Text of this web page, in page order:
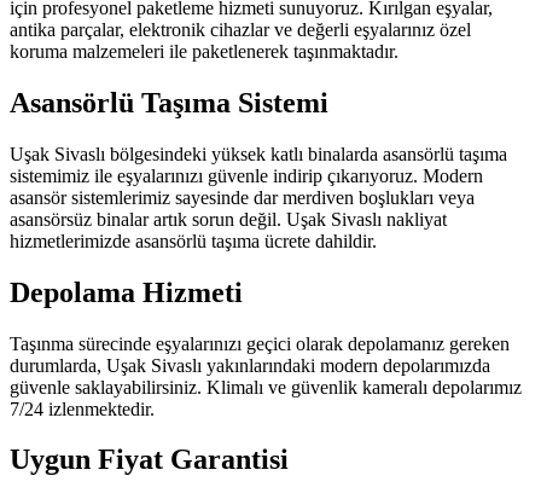
için profesyonel paketleme hizmeti sunuyoruz. Kırılgan eşyalar,
antika parçalar, elektronik cihazlar ve değerli eşyalarınız özel
koruma malzemeleri ile paketlenerek taşınmaktadır.
Asansörlü Taşıma Sistemi
Uşak Sivaslı bölgesindeki yüksek katlı binalarda asansörlü taşıma
sistemimiz ile eşyalarınızı güvenle indirip çıkarıyoruz. Modern
asansör sistemlerimiz sayesinde dar merdiven boşlukları veya
asansörsüz binalar artık sorun değil. Uşak Sivaslı nakliyat
hizmetlerimizde asansörlü taşıma ücrete dahildir.
Depolama Hizmeti
Taşınma sürecinde eşyalarınızı geçici olarak depolamanız gereken
durumlarda, Uşak Sivaslı yakınlarındaki modern depolarımızda
güvenle saklayabilirsiniz. Klimalı ve güvenlik kameralı depolarımız
7/24 izlenmektedir.
Uygun Fiyat Garantisi